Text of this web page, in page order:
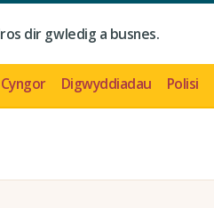
dir gwledig a busnes.
Cyngor Digwyddiadau Polisi